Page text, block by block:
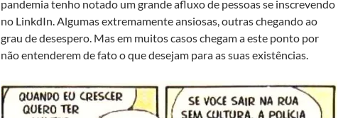
pandemia tenho notado um grande afluxo de pessoas se inscrevendo
no LinkdIn. Algumas extremamente ansiosas, outras chegando ao
grau de desespero. Mas em muitos casos chegam a este ponto por
não entenderem de fato o que desejam para as suas existências.